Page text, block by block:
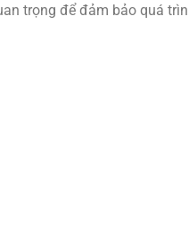
trọng để đảm bảo quá